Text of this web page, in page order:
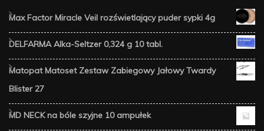
Max Factor Miracle Veil rozświetlający puder sypki 4g
DELFARMA Alka-Seltzer 0,324 g 10 tabl.
Matopat Matoset Zestaw Zabiegowy Jałowy Twardy
Blister 27
MD NECK na bóle szyjne 10 ampułek